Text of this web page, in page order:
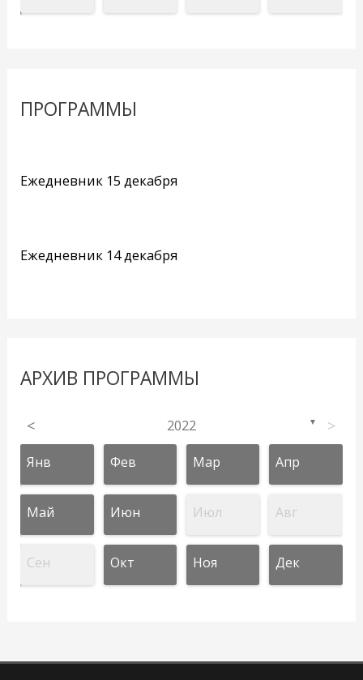
ПРОГРАММЫ
Ежедневник 15 декабря
Ежедневник 14 декабря
АРХИВ ПРОГРАММЫ
< 2022 ▼ >
Янв Фев Мар Апр
Май Июн Июл Авг
Сен Окт Ноя Дек